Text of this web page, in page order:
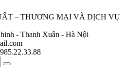
– THƯƠNG MẠI VÀ DỊCH VỤ
- Thanh Xuân - Hà Nội